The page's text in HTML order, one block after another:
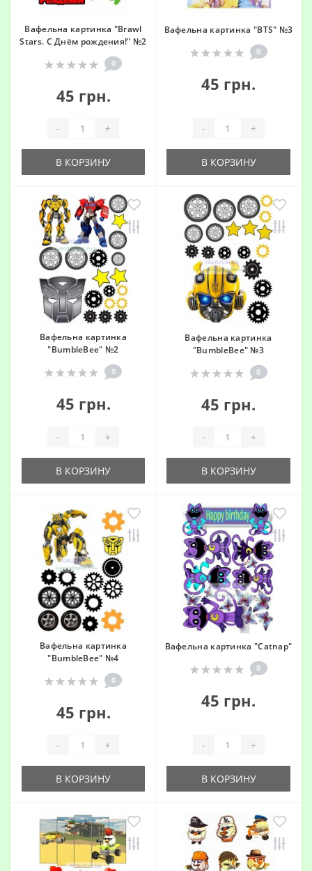
Вафельна картинка "Brawl
Stars. С Днём рождения!" №2
0
45 грн.
- +
В КОРЗИНУ
Вафельна картинка "BTS" №3
0
45 грн.
- +
В КОРЗИНУ
Вафельна картинка
"BumbleBee" №2
0
45 грн.
- +
В КОРЗИНУ
Вафельна картинка
"BumbleBee" №3
0
45 грн.
- +
В КОРЗИНУ
Вафельна картинка
"BumbleBee" №4
0
45 грн.
- +
В КОРЗИНУ
Вафельна картинка "Catnap"
0
45 грн.
- +
В КОРЗИНУ